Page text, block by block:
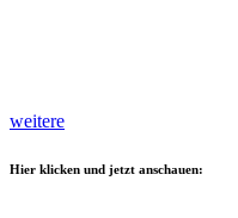
weitere
Hier klicken und jetzt anschauen: